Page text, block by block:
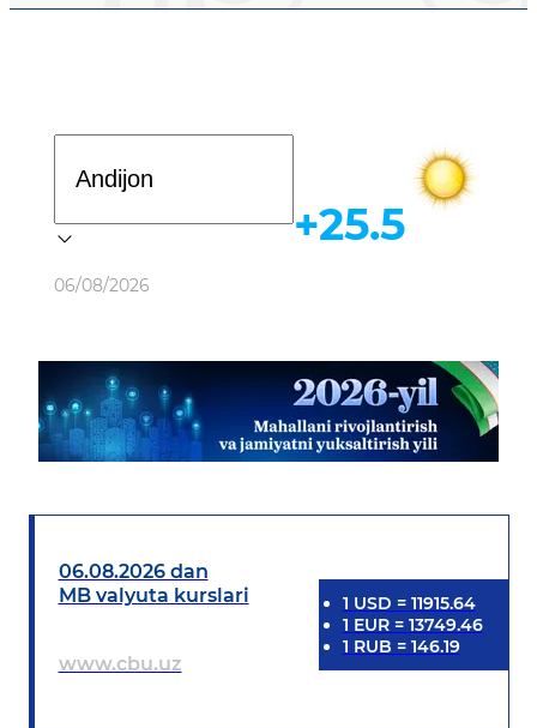
Ob-havo
06/08/2026
+25.5
06.08.2026 dan
MB valyuta kurslari
www.cbu.uz
1 USD = 11915.64
1 EUR= 13749.46
1 RUB = 146.19